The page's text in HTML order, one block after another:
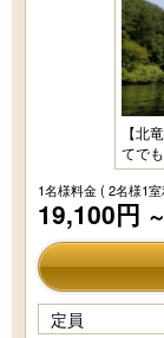
【北
てで
1名様料金( 2名様1
19,100円 ～
定員